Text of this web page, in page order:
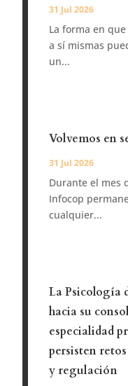
31 Jul 2026
La forma en
a sí mismas
un...
Volvemos en
31 Jul 2026
Durante el mes
Infocop
cualquier...
La Psicología
hacia su
especialidad
persisten
y regulación